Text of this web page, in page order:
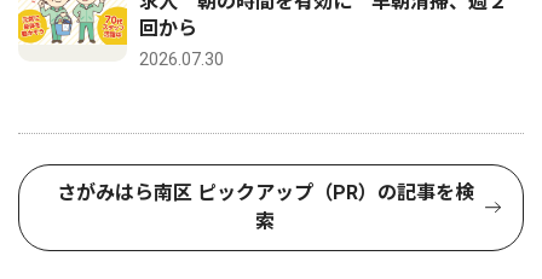
回から
2026.07.30
さがみはら南区 ピックアップ（PR）の記事を検
索